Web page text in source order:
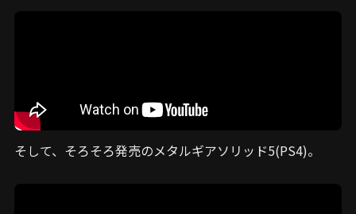
そして、そろそろ発売のメタルギアソリッド5(PS4)。